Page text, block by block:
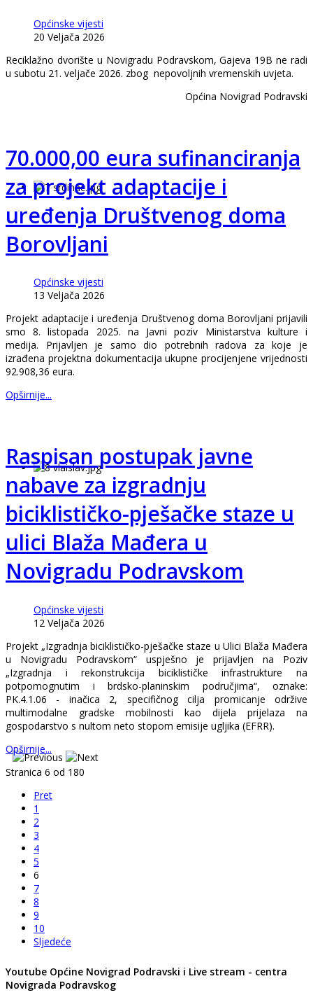
Općinske vijesti
20 Veljača 2026
Reciklažno dvorište u Novigradu Podravskom, Gajeva 19B ne radi
u subotu 21. veljače 2026. zbog nepovoljnih vremenskih uvjeta.
Općina Novigrad Podravski
70.000,00 eura sufinanciranja
za projekt adaptacije i
uređenja Društvenog doma
Borovljani
Općinske vijesti
13 Veljača 2026
Projekt adaptacije i uređenja Društvenog doma Borovljani prijavili
smo 8. listopada 2025. na Javni poziv Ministarstva kulture i
medija. Prijavljen je samo dio potrebnih radova za koje je
izrađena projektna dokumentacija ukupne procijenjene vrijednosti
92.908,36 eura.
Opširnije...
Raspisan postupak javne
nabave za izgradnju
biciklističko-pješačke staze u
ulici Blaža Mađera u
Novigradu Podravskom
Općinske vijesti
12 Veljača 2026
Projekt „Izgradnja biciklističko-pješačke staze u Ulici Blaža Mađera
u Novigradu Podravskom“ uspješno je prijavljen na Poziv
„Izgradnja i rekonstrukcija biciklističke infrastrukture na
potpomognutim i brdsko-planinskim područjima“, oznake:
PK.4.1.06 - inačica 2, specifičnog cilja promicanje održive
multimodalne gradske mobilnosti kao dijela prijelaza na
gospodarstvo s nultom neto stopom emisije ugljika (EFRR).
Opširnije...
Stranica 6 od 180
Pret
1
2
3
4
5
6
7
8
9
10
Sljedeće
Youtube Općine Novigrad Podravski i Live stream - centra
Novigrada Podravskog